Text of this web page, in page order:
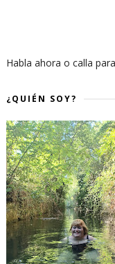
Habla ahora o calla
¿QUIÉN SOY?